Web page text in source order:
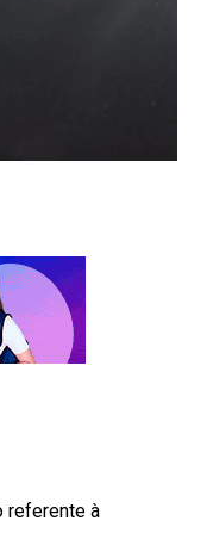
referente à